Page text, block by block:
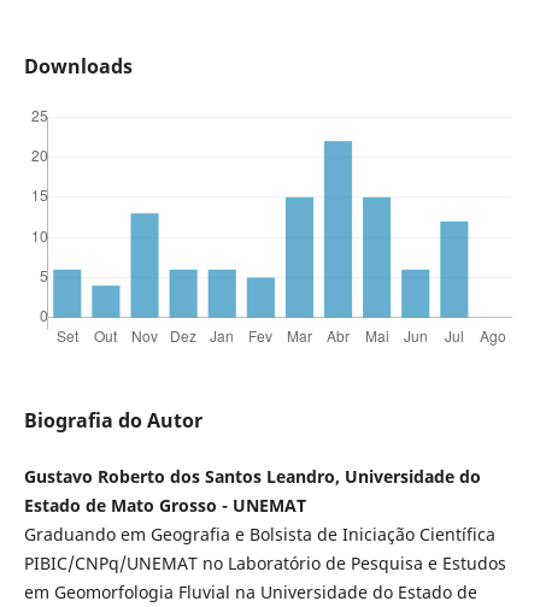
Downloads
Biografia do Autor
Gustavo Roberto dos Santos Leandro, Universidade do
Estado de Mato Grosso - UNEMAT
Graduando em Geografia e Bolsista de Iniciação Científica
PIBIC/CNPq/UNEMAT no Laboratório de Pesquisa e Estudos
em Geomorfologia Fluvial na Universidade do Estado de